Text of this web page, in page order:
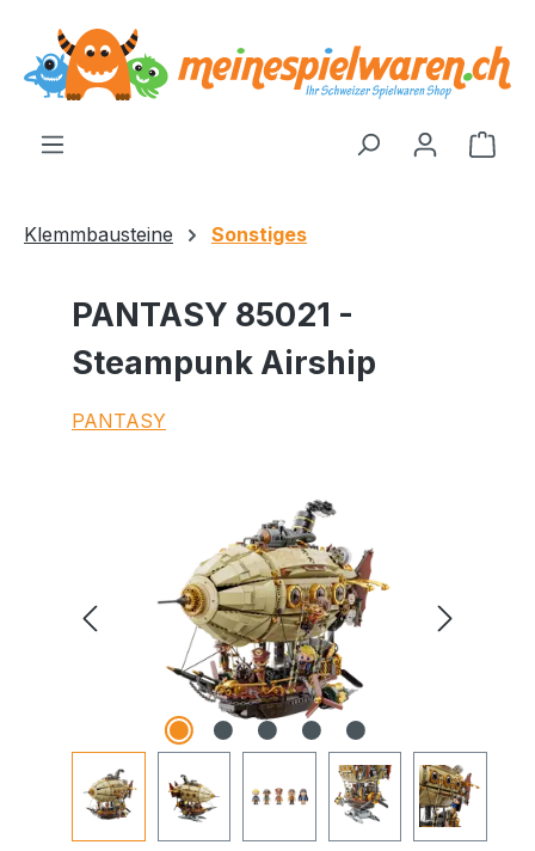
springen
Klemmbausteine Sonstiges
PANTASY 85021 -
Steampunk Airship
PANTASY